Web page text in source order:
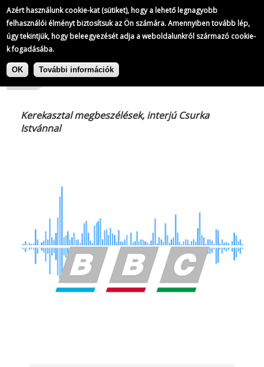
Azért használunk cookie-kat (sütiket), hogy a lehető legnagyobb
felhasználói élményt biztosítsuk az Ön számára. Amennyiben tovább lép,
úgy tekintjük, hogy beleegyezését adja a weboldalunkról származó cookie-
k fogadásába.
OK További információk
Ugrás
A BBC rádióműsorai
175/228
A BBC rádióműsorai
Kerekasztal megbeszélések, interjú Csurka
Istvánnal